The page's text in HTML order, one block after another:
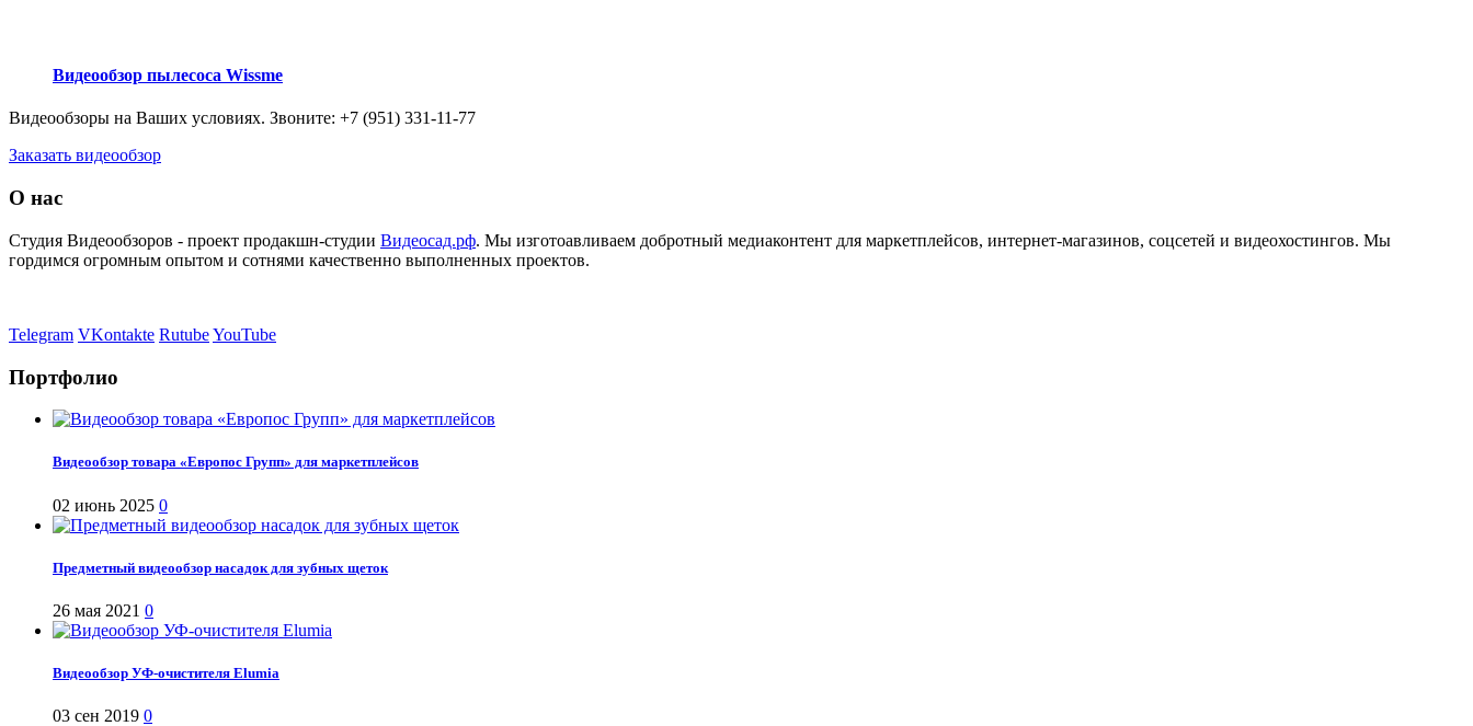
Видеообзор пылесоса Wissme
Видеообзоры на Ваших условиях. Звоните: +7 (951) 331-11-77
Заказать видеообзор
О нас
Студия Видеообзоров - проект продакшн-студии Видеосад.рф. Мы изготоавливаем добротный медиаконтент для маркетплейсов, интернет-магазинов, соцсетей и видеохостингов. Мы
гордимся огромным опытом и сотнями качественно выполненных проектов.
Telegram VKontakte RutubeYouTube
Портфолио
Видеообзор товара «Европос Групп» для маркетплейсов
02 июнь 2025 0
Предметный видеообзор насадок для зубных щеток
26 мая 2021 0
Видеообзор УФ-очистителя Elumia
03 сен 2019 0